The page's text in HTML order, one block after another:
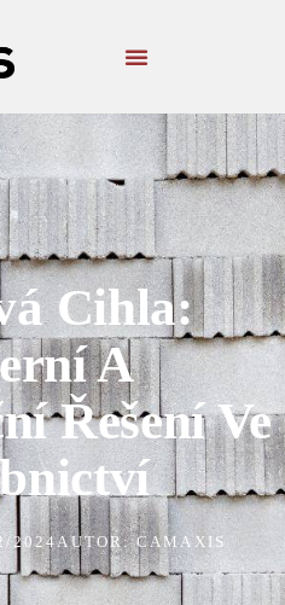
Cihla:
A
Řešení Ve
2024AUTOR: CAMAXIS